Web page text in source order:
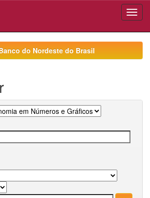
do Nordeste do Brasil